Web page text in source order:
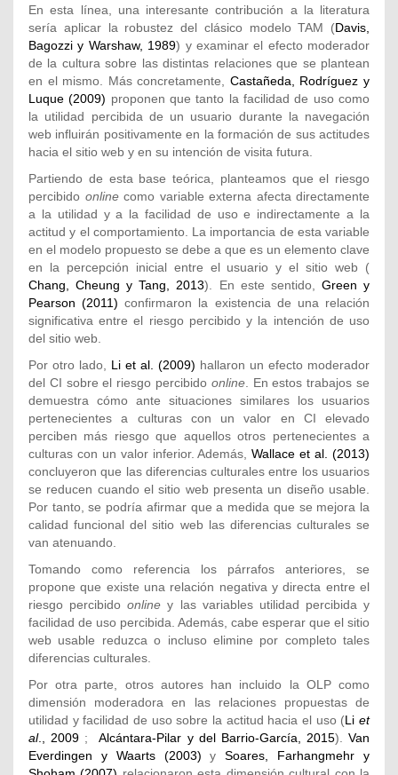
En esta línea, una interesante contribución a la literatura
sería aplicar la robustez del clásico modelo TAM (Davis,
Bagozzi y Warshaw, 1989) y examinar el efecto moderador
de la cultura sobre las distintas relaciones que se plantean
en el mismo. Más concretamente, Castañeda, Rodríguez y
Luque (2009) proponen que tanto la facilidad de uso como
la utilidad percibida de un usuario durante la navegación
web influirán positivamente en la formación de sus actitudes
hacia el sitio web y en su intención de visita futura.
Partiendo de esta base teórica, planteamos que el riesgo
percibido onlinecomo variable externa afecta directamente
a la utilidad y a la facilidad de uso e indirectamente a la
actitud y el comportamiento. La importancia de esta variable
en el modelo propuesto se debe a que es un elemento clave
en la percepción inicial entre el usuario y el sitio web (
Chang, Cheung y Tang, 2013). En este sentido, Green y
Pearson (2011) confirmaron la existencia de una relación
significativa entre el riesgo percibido y la intención de uso
del sitio web.
Por otro lado, Li et al. (2009) hallaron un efecto moderador
del CI sobre el riesgo percibido online. En estos trabajos se
demuestra cómo ante situaciones similares los usuarios
pertenecientes a culturas con un valor en CI elevado
perciben más riesgo que aquellos otros pertenecientes a
culturas con un valor inferior. Además,Wallace et al. (2013)
concluyeron que las diferencias culturales entre los usuarios
se reducen cuando el sitio web presenta un diseño usable.
Por tanto, se podría afirmar que a medida que se mejora la
calidad funcional del sitio web las diferencias culturales se
van atenuando.
Tomando como referencia los párrafos anteriores, se
propone que existe una relación negativa y directa entre el
riesgo percibidoonline y las variables utilidad percibida y
facilidad de uso percibida. Además, cabe esperar que el sitio
web usable reduzca o incluso elimine por completo tales
diferencias culturales.
Por otra parte, otros autores han incluido la OLP como
dimensión moderadora en las relaciones propuestas de
utilidad y facilidad de uso sobre la actitud hacia el uso (Liet
al., 2009 ;Alcántara-Pilar y del Barrio-García, 2015).Van
Everdingen y Waarts (2003) ySoares, Farhangmehr y